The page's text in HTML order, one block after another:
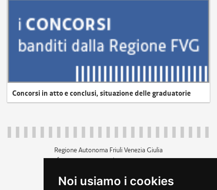
Noi usiamo i cookies
Concorsi in atto e conclusi, situazione delle graduatorie
Regione Autonoma Friuli Venezia Giulia
c.f. 80014930327; p.iva 00526040324
+39 040 3771111